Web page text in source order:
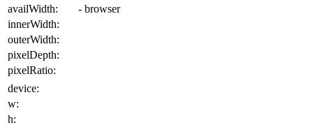
availWidth:
- browser
innerWidth:
outerWidth:
pixelDepth:
pixelRatio:
device:
w:
h: